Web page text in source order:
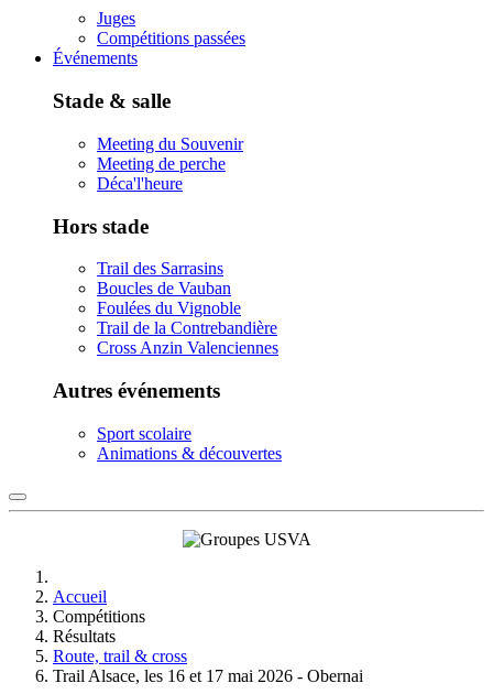
Juges
Compétitions passées
Événements
Stade & salle
Meeting du Souvenir
Meeting de perche
Déca'l'heure
Hors stade
Trail des Sarrasins
Boucles de Vauban
Foulées du Vignoble
Trail de la Contrebandière
Cross Anzin Valenciennes
Autres événements
Sport scolaire
Animations & découvertes
Accueil
Compétitions
Résultats
Route, trail & cross
Trail Alsace, les 16 et 17 mai 2026 - Obernai